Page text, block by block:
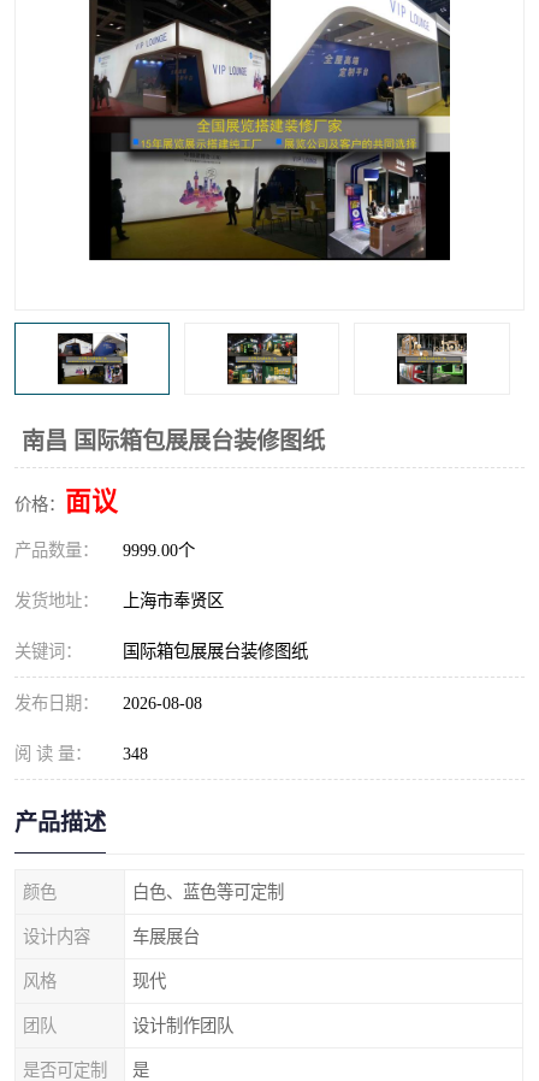
南昌 国际箱包展展台装修图纸
价格： 面议
产品数量： 9999.00个
发货地址： 上海市奉贤区
关键词： 国际箱包展展台装修图纸
发布日期： 2026-08-08
阅 读 量： 348
产品描述
颜色 白色、蓝色等可定制
设计内容 车展展台
风格 现代
团队 设计制作团队
是否可定制 是